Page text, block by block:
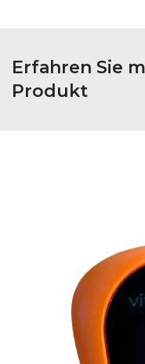
Erfahren Sie
Produkt